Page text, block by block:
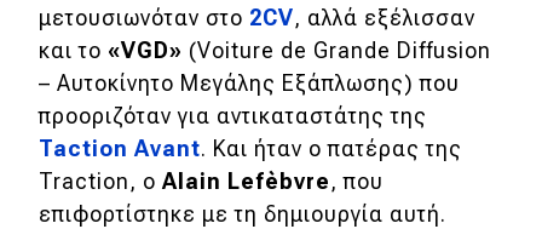
Απόψεις
Test Drive
Δοκιμή
μετουσιωνόταν στο 2CV, αλλά εξέλισσαν
και το «VGD» (Voiture de Grande Diffusion
– Αυτοκίνητο Μεγάλης Εξάπλωσης) που
προοριζόταν για αντικαταστάτης της
Taction Avant. Και ήταν ο πατέρας της
Traction, o Alain Lefèbvre, που
επιφορτίστηκε με τη δημιουργία αυτή.